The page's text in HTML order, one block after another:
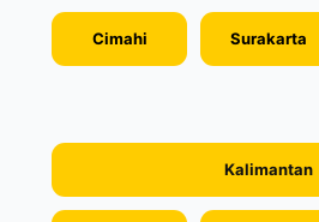
Cimahi Surakarta
Kalimantan